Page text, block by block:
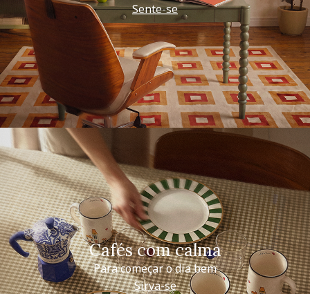
Sente-se
Cafés com calma
Para começar o dia bem
Sirva-se